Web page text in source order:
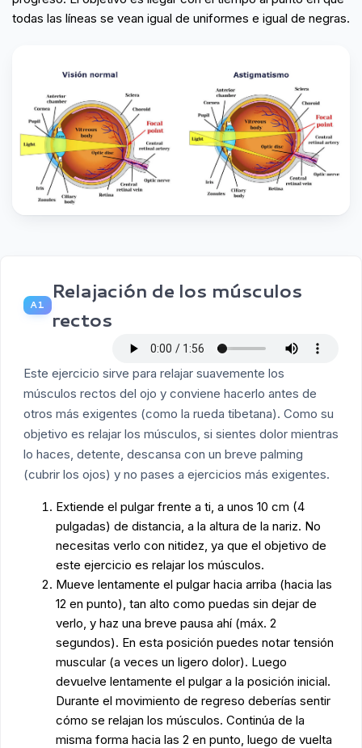
todas las líneas se vean igual de uniformes e igual de negras.
A1
Relajación de los músculos
rectos
Este ejercicio sirve para relajar suavemente los
músculos rectos del ojo y conviene hacerlo antes de
otros más exigentes (como la rueda tibetana). Como su
objetivo es relajar los músculos, si sientes dolor mientras
lo haces, detente, descansa con un breve palming
(cubrir los ojos) y no pases a ejercicios más exigentes.
Extiende el pulgar frente a ti, a unos 10 cm (4
pulgadas) de distancia, a la altura de la nariz. No
necesitas verlo con nitidez, ya que el objetivo de
este ejercicio es relajar los músculos.
Mueve lentamente el pulgar hacia arriba (hacia las
12 en punto), tan alto como puedas sin dejar de
verlo, y haz una breve pausa ahí (máx. 2
segundos). En esta posición puedes notar tensión
muscular (a veces un ligero dolor). Luego
devuelve lentamente el pulgar a la posición inicial.
Durante el movimiento de regreso deberías sentir
cómo se relajan los músculos. Continúa de la
misma forma hacia las 2 en punto, luego de vuelta